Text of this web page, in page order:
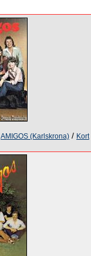
AMIGOS (Karlskrona) / Kort